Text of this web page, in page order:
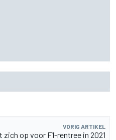
VORIG ARTIKEL
op voor F1-rentree in 2021